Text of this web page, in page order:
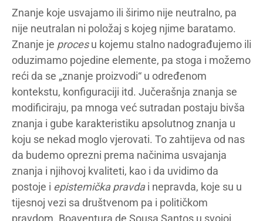
Znanje koje usvajamo ili širimo nije neutralno, pa
nije neutralan ni položaj s kojeg njime baratamo.
Znanje je procesu kojemu stalno nadograđujemo ili
oduzimamo pojedine elemente, pa stoga i možemo
reći da se „znanje proizvodi“ u određenom
kontekstu, konfiguraciji itd. Jučerašnja znanja se
modificiraju, pa mnoga već sutradan postaju bivša
znanja i gube karakteristiku apsolutnog znanja u
koju se nekad moglo vjerovati. To zahtijeva od nas
da budemo oprezni prema načinima usvajanja
znanja i njihovoj kvaliteti, kao i da uvidimo da
postoje i epistemička pravdai nepravda, koje su u
tijesnoj vezi sa društvenom pa i političkom
pravdom. Boaventura de Sousa Santos u svojoj